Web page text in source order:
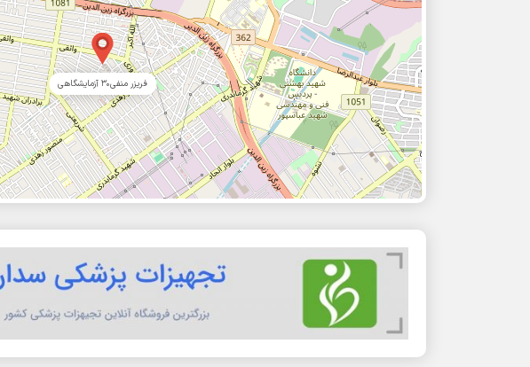
فریزر منفی30 آزمایشگاهی